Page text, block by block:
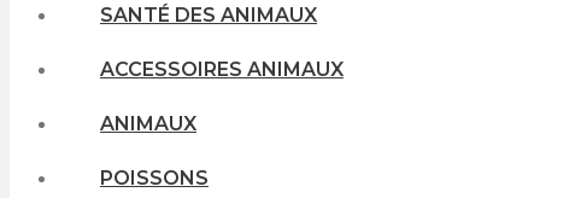
SANTÉ DES ANIMAUX
ACCESSOIRES ANIMAUX
ANIMAUX
POISSONS